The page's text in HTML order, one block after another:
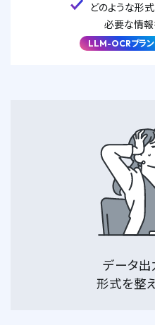
どのような形
必要な情報
LLM-OCRプラン
データ
形式を整